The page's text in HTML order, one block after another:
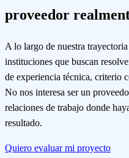
proveedor
A lo largo de nuestra
instituciones que buscan
de experiencia técnica, criterio
No nos interesa ser un
relaciones de trabajo donde
resultado.
Quiero evaluar mi proyecto